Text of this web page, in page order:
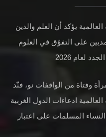
يؤكد أن العلم والدين
على التفوّق في العلوم
لعام 2026
أمام أكثر من 1700 امرأة وفتاة من الواقفات نو، فنّد
ادعاءات الدول الغربية
المسلمات على اعتبار